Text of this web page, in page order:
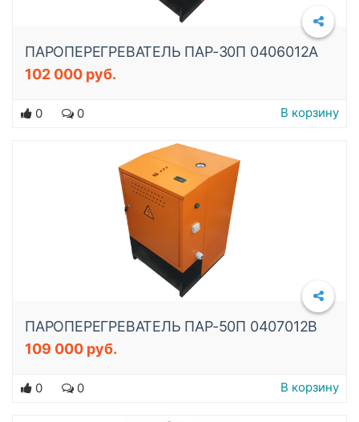
ПАРОПЕРЕГРЕВАТЕЛЬ ПАР-30П 0406012A
102 000 руб.
0 0 В корзину
ПАРОПЕРЕГРЕВАТЕЛЬ ПАР-50П 0407012B
109 000 руб.
0 0 В корзину